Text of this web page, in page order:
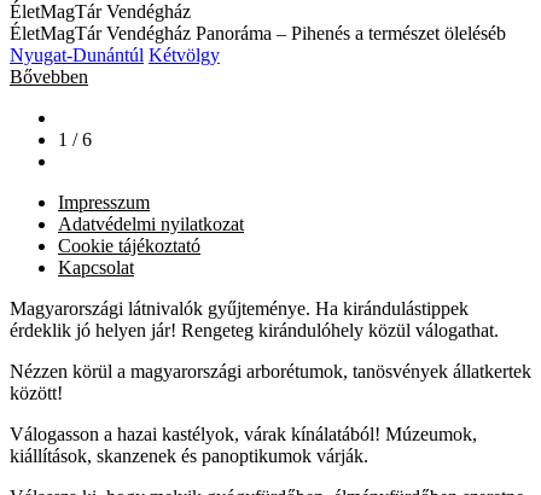
ÉletMagTár Vendégház
ÉletMagTár Vendégház Panoráma – Pihenés a természet öleléséb
Nyugat-Dunántúl Kétvölgy
Bővebben
1 / 6
Impresszum
Adatvédelmi nyilatkozat
Cookie tájékoztató
Kapcsolat
Magyarországi látnivalók gyűjteménye. Ha kirándulástippek
érdeklik jó helyen jár! Rengeteg kirándulóhely közül válogathat.
Nézzen körül a magyarországi arborétumok, tanösvények állatkertek
között!
Válogasson a hazai kastélyok, várak kínálatából! Múzeumok,
kiállítások, skanzenek és panoptikumok várják.